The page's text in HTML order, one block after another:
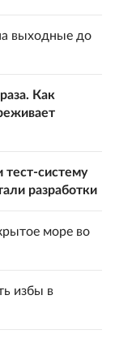
выходные до
Как
тест-систему
разработки
море во
избы в